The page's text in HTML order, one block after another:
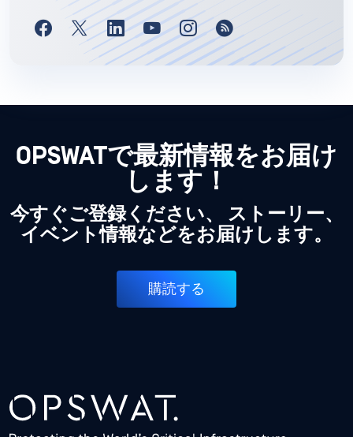
OPSWATで最新情報をお届け
します！
今すぐご登録ください、 ストーリー、
イベント情報などをお届けします。
購読する